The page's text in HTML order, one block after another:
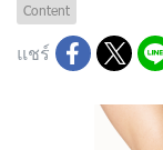
Content
แชร์